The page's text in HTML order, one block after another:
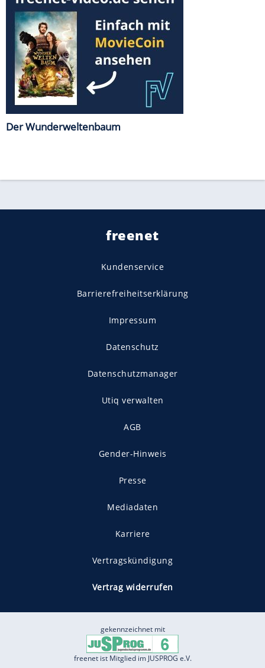
Der Wunderweltenbaum
freenet
Kundenservice
Barrierefreiheitserklärung
Impressum
Datenschutz
Datenschutzmanager
Utiq verwalten
AGB
Gender-Hinweis
Presse
Mediadaten
Karriere
Vertragskündigung
Vertrag widerrufen
gekennzeichnet mit
freenet ist Mitglied im JUSPROG e.V.